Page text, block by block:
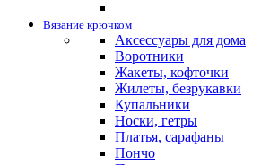
Вязание крючком
Аксессуары для дома
Воротники
Жакеты, кофточки
Жилеты, безрукавки
Купальники
Носки, гетры
Платья, сарафаны
Пончо